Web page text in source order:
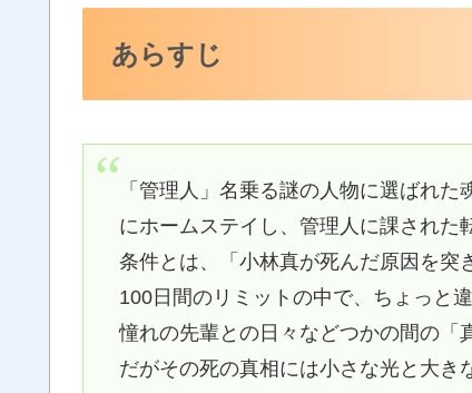
あらすじ
「管理人」名乗る謎の人物に選ばれ
にホームステイし、管理人に課された
条件とは、「小林真が死んだ原因を突
100日間のリミットの中で、ちょっと
憧れの先輩との日々などつかの間の「
だがその死の真相には小さな光と大き